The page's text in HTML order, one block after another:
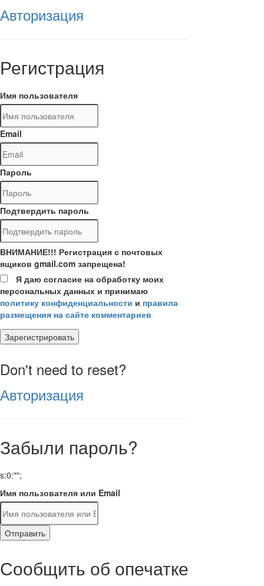
Авторизация
Регистрация
Имя пользователя
Email
Пароль
Подтвердить пароль
ВНИМАНИЕ!!! Регистрация с почтовых
ящиков gmail.com запрещена!
Я даю согласие на обработку моих
персональных данных и принимаю
политику конфиденциальности и правила
размещения на сайте комментариев
Зарегистрировать
Don't need to reset?
Авторизация
Забыли пароль?
s:0:"";
Имя пользователя или Email
Отправить
Сообщить об опечатке